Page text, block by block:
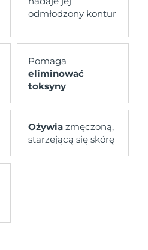
odmłodzony kontur
Pomaga
eliminować
toksyny
Ożywiazmęczoną,
starzejącą się skórę